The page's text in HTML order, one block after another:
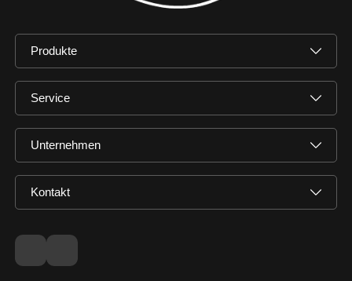
Produkte
Service
Unternehmen
Kontakt